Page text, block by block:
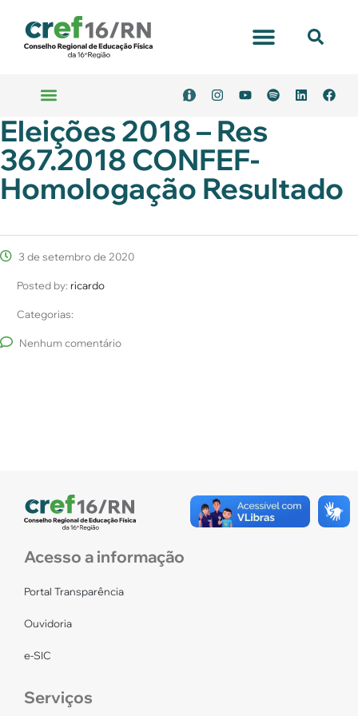
Eleições 2018 – Res
367.2018 CONFEF-
Homologação Resultado
3 de setembro de 2020
Posted by: ricardo
Categorias:
Nenhum comentário
Acesso a informação
Portal Transparência
Ouvidoria
e-SIC
Serviços